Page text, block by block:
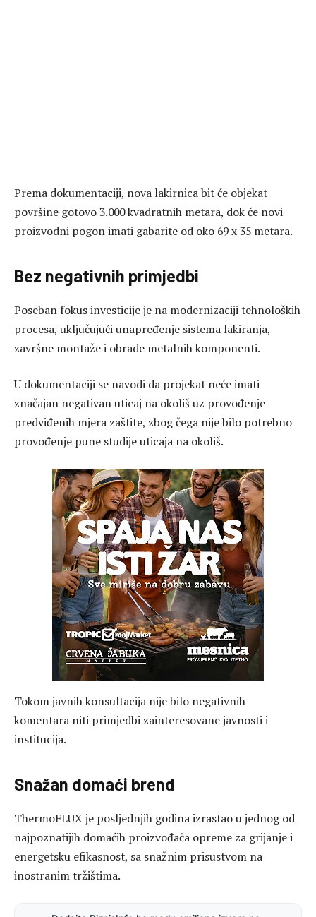
Prema dokumentaciji, nova lakirnica bit će objekat
površine gotovo 3.000 kvadratnih metara, dok će novi
proizvodni pogon imati gabarite od oko 69 x 35 metara.
Bez negativnih primjedbi
Poseban fokus investicije je na modernizaciji tehnoloških
procesa, uključujući unapređenje sistema lakiranja,
završne montaže i obrade metalnih komponenti.
U dokumentaciji se navodi da projekat neće imati
značajan negativan uticaj na okoliš uz provođenje
predviđenih mjera zaštite, zbog čega nije bilo potrebno
provođenje pune studije uticaja na okoliš.
Tokom javnih konsultacija nije bilo negativnih
komentara niti primjedbi zainteresovane javnosti i
institucija.
Snažan domaći brend
ThermoFLUX je posljednjih godina izrastao u jednog od
najpoznatijih domaćih proizvođača opreme za grijanje i
energetsku efikasnost, sa snažnim prisustvom na
inostranim tržištima.